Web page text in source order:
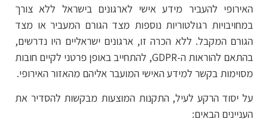
האירופי להעביר מידע אישי לארגונים בישראל ללא צורך
במחויבויות רגולטוריות נוספות מצד הגורם המעביר או מצד
הגורם המקבל. ללא הכרה זו, ארגונים ישראליים היו נדרשים,
בהתאם להוראות ה-GDPR, להתחייב באופן פרטני לקיים חובות
מסוימות בקשר למידע האישי המועבר אליהם מהאזור האירופי.
על יסוד הרקע לעיל, התקנות המוצעות מבקשות להסדיר את
העניינים הבאים: